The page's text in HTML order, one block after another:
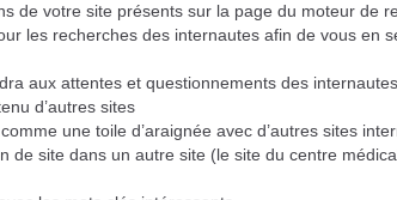
de votre site présents sur la page du moteur de
les recherches des internautes afin de vous en
aux attentes et questionnements des internautes
d’autres sites
une toile d’araignée avec d’autres sites
de site dans un autre site (le site du centre